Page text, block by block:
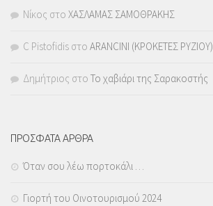
Νίκος στο ΧΑΣΛΑΜΑΣ ΣΑΜΟΘΡΑΚΗΣ
C Pistofidis στο ARANCINI (ΚΡΟΚΕΤΕΣ ΡΥΖΙΟΥ)
Δημήτριος στο Το χαβιάρι της Σαρακοστής
ΠΡΟΣΦΑΤΑ ΑΡΘΡΑ
Όταν σου λέω πορτοκάλι …
Γιορτή του Οινοτουρισμού 2024